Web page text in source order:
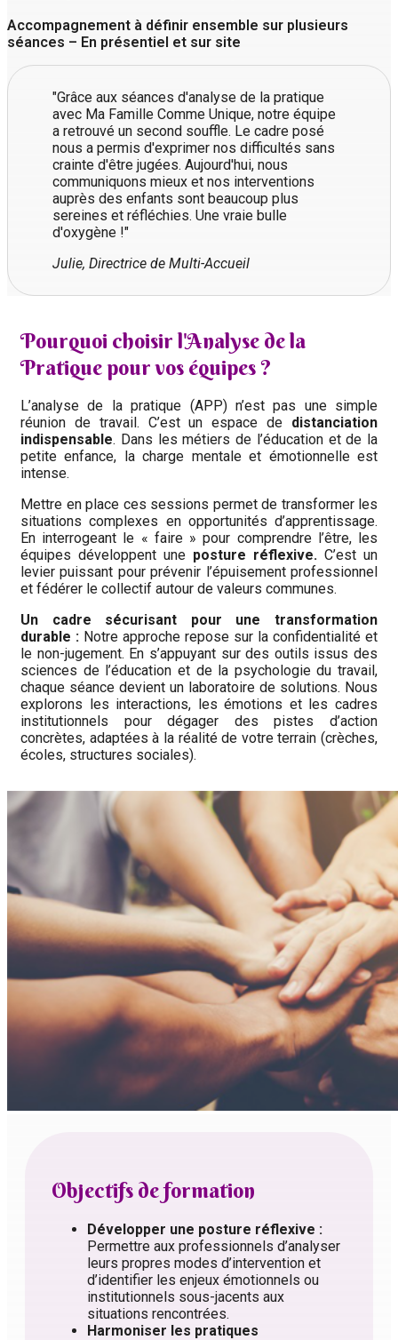
Accompagnement à définir ensemble sur plusieurs
séances – En présentiel et sur site
"Grâce aux séances d'analyse de la pratique
avec Ma Famille Comme Unique, notre équipe
a retrouvé un second souffle. Le cadre posé
nous a permis d'exprimer nos difficultés sans
crainte d'être jugées. Aujourd'hui, nous
communiquons mieux et nos interventions
auprès des enfants sont beaucoup plus
sereines et réfléchies. Une vraie bulle
d'oxygène !"
Julie, Directrice de Multi-Accueil
Pourquoi choisir l'Analyse de la
Pratique pour vos équipes ?
L’analyse de la pratique (APP) n’est pas une simple
réunion de travail. C’est un espace de distanciation
indispensable. Dans les métiers de l’éducation et de la
petite enfance, la charge mentale et émotionnelle est
intense.
Mettre en place ces sessions permet de transformer les
situations complexes en opportunités d’apprentissage.
En interrogeant le « faire » pour comprendre l’être, les
équipes développent une posture réflexive. C’est un
levier puissant pour prévenir l’épuisement professionnel
et fédérer le collectif autour de valeurs communes.
Un cadre sécurisant pour une transformation
durable : Notre approche repose sur la confidentialité et
le non-jugement. En s’appuyant sur des outils issus des
sciences de l’éducation et de la psychologie du travail,
chaque séance devient un laboratoire de solutions. Nous
explorons les interactions, les émotions et les cadres
institutionnels pour dégager des pistes d’action
concrètes, adaptées à la réalité de votre terrain (crèches,
écoles, structures sociales).
Objectifs de formation
Développer une posture réflexive :
Permettre aux professionnels d’analyser
leurs propres modes d’intervention et
d’identifier les enjeux émotionnels ou
institutionnels sous-jacents aux
situations rencontrées.
Harmoniser les pratiques